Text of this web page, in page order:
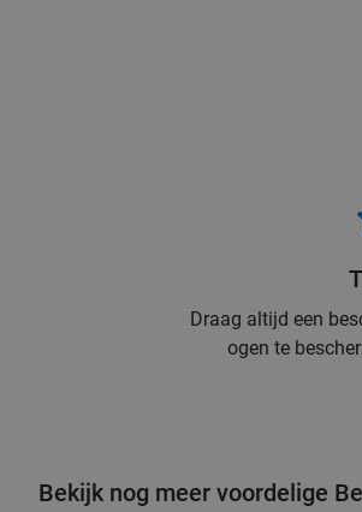
Draag altijd een
ogen te
Bekijk nog meer voordelige